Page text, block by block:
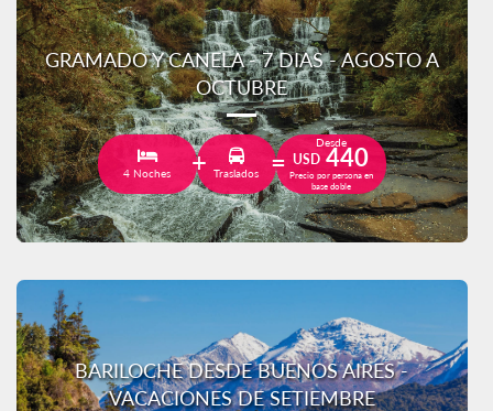
GRAMADO Y CANELA - 7 DIAS - AGOSTO A
OCTUBRE
4 Noches Traslados
Desde
USD 440
Precio por persona en
base doble
BARILOCHE DESDE BUENOS AIRES -
VACACIONES DE SETIEMBRE